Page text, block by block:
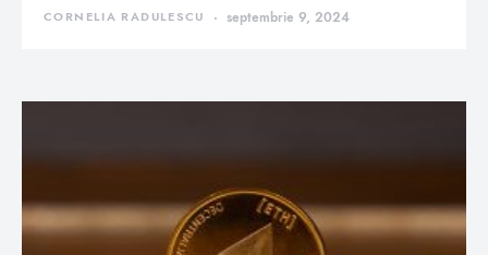
CORNELIA RADULESCU septembrie 9, 2024